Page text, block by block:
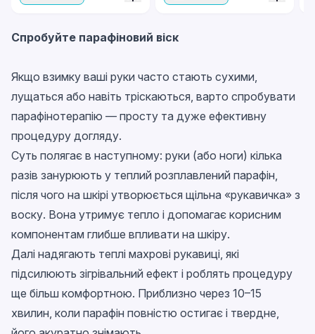
Спробуйте парафіновий віск
Якщо взимку ваші руки часто стають сухими,
лущаться або навіть тріскаються, варто спробувати
парафінотерапію — просту та дуже ефективну
процедуру догляду.
Суть полягає в наступному: руки (або ноги) кілька
разів занурюють у теплий розплавлений парафін,
після чого на шкірі утворюється щільна «рукавичка» з
воску. Вона утримує тепло і допомагає корисним
компонентам глибше впливати на шкіру.
Далі надягають теплі махрові рукавиці, які
підсилюють зігрівальний ефект і роблять процедуру
ще більш комфортною. Приблизно через 10–15
хвилин, коли парафін повністю остигає і твердне,